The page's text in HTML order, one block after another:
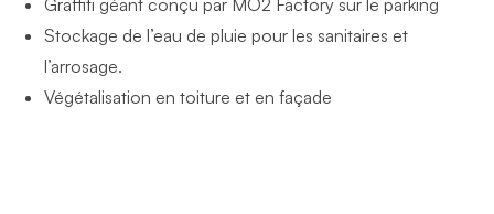
Stockage de l’eau de pluie pour les sanitaires et
l’arrosage.
Végétalisation en toiture et en façade